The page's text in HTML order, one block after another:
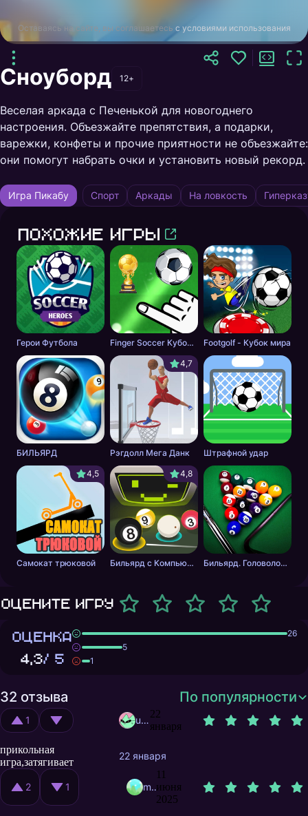
Оставаясь на сайте, вы соглашаетесь с условиями использования
Сноуборд 12+
Веселая аркада с Печенькой для новогоднего
настроения. Объезжайте препятствия, а подарки,
варежки, конфеты и прочие приятности не объезжайте:
они помогут набрать очки и установить новый рекорд.
Игра Пикабу Спорт Аркады На ловкость
Похожие игры
Герои Футбола Finger Soccer Кубок мира Footgolf - Кубок мира
БИЛЬЯРД
4,7
Рэгдолл Мега Данк
Штрафной удар
4,5
Самокат трюковой
4,8
Бильярд с Компьютером Бильярд. Головоломка.
Оцените игру
ОЦЕНКА
4,3/ 5
26
5
1
32 отзыва По популярности
1 user10945913
22
января
прикольная
игра,затягивает
22 января
2 1 megaLesha
11
июня
2025